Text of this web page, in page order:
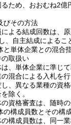
ため、おおむね2億
その方法
よる結成回数は、
、自主結成によるこ
単体企業との混合
取扱い
、単体企業に準じ
混合による入札を
、異なる業種の資
除く。
資格審査は、随時の
構成員数とその構
構成員数は、同一